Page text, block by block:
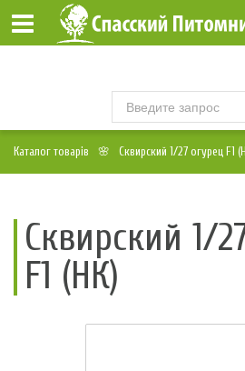
Каталог товарів Сквирский 1/27 огурец F1
Сквирский 1/
F1 (НК)